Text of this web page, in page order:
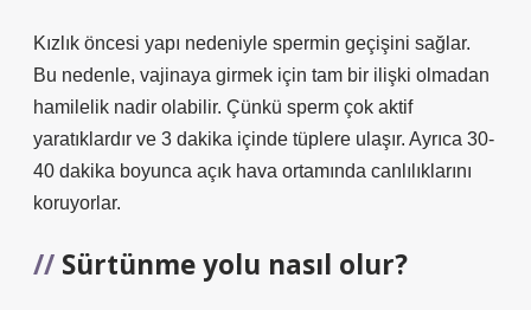
Kızlık öncesi yapı nedeniyle spermin geçişini sağlar.
Bu nedenle, vajinaya girmek için tam bir ilişki olmadan
hamilelik nadir olabilir. Çünkü sperm çok aktif
yaratıklardır ve 3 dakika içinde tüplere ulaşır. Ayrıca 30-
40 dakika boyunca açık hava ortamında canlılıklarını
koruyorlar.
Sürtünme yolu nasıl olur?